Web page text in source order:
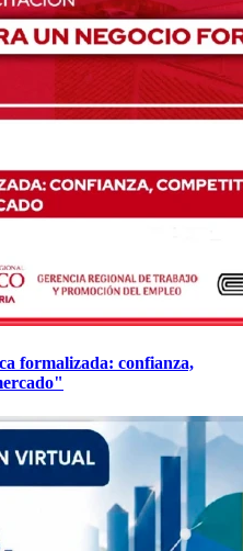
formalizada: confianza,